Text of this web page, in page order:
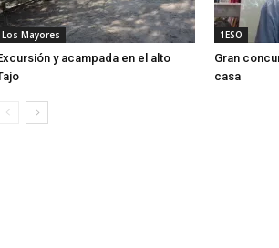
Los Mayores
y acampada en el alto
1ESO
Gran
casa